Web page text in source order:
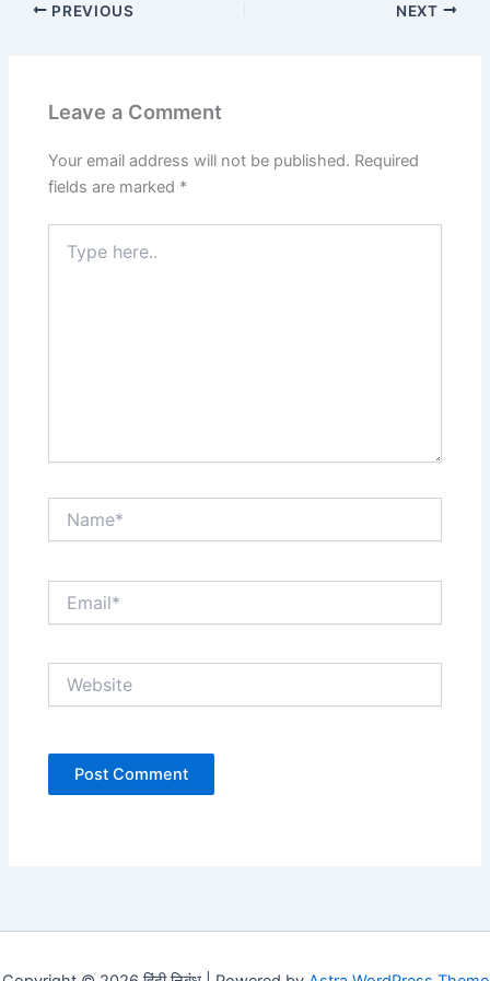
PREVIOUS NEXT
Leave a Comment
Your email address will not be published. Required
fields are marked *
here..